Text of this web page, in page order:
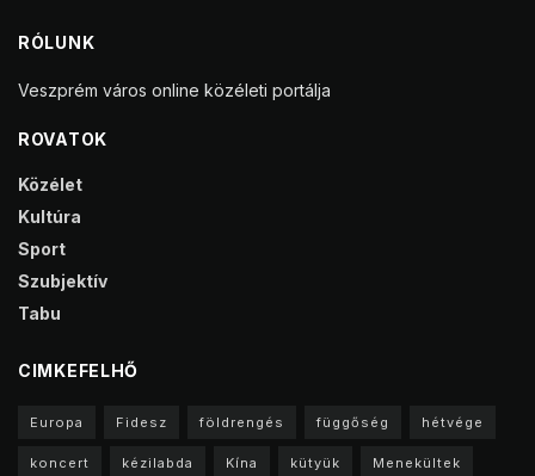
RÓLUNK
Veszprém város online közéleti portálja
ROVATOK
Közélet
Kultúra
Sport
Szubjektív
Tabu
CIMKEFELHŐ
Europa Fidesz földrengés függőség hétvége
koncert kézilabda Kína kütyük Menekültek